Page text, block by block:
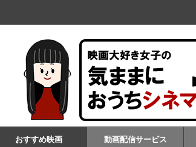
おすすめ映画 動画配信サービス